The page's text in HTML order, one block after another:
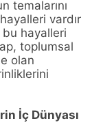
temalarını
vardır
bu hayalleri
toplumsal
olan
İç Dünyası